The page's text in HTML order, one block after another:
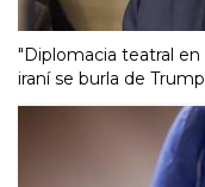
"Diplomacia teatral
iraní se burla de Trump